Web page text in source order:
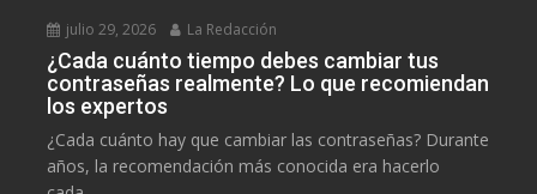
julio 29, 2026 La Redacción
¿Cada cuánto tiempo debes cambiar tus
contraseñas realmente? Lo que recomiendan
los expertos
¿Cada cuánto hay que cambiar las contraseñas? Durante
años, la recomendación más conocida era hacerlo